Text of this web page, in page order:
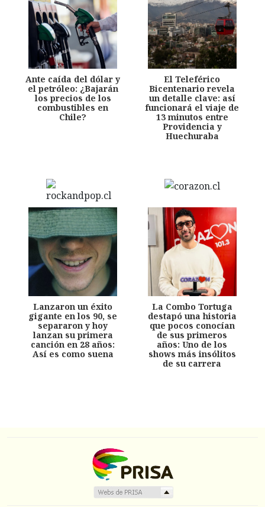
Ante caída del dólar y
el petróleo: ¿Bajarán
los precios de los
combustibles en
Chile?
El Teleférico
Bicentenario revela
un detalle clave: así
funcionará el viaje de
13 minutos entre
Providencia y
Huechuraba
Lanzaron un éxito
gigante en los 90, se
separaron y hoy
lanzan su primera
canción en 28 años:
Así es como suena
La Combo Tortuga
destapó una historia
que pocos conocían
de sus primeros
años: Uno de los
shows más insólitos
de su carrera